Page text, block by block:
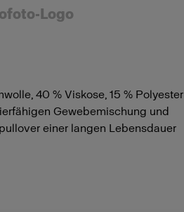
Logo
40 % Viskose, 15 % Polyester
Gewebemischung und
einer langen Lebensdauer